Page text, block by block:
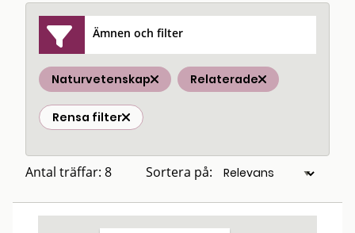
Ämnen och filter
Naturvetenskap Relaterade
Rensa filter
Antal träffar: 8 Sortera på: